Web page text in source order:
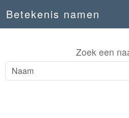
Betekenis namen
Zoek een